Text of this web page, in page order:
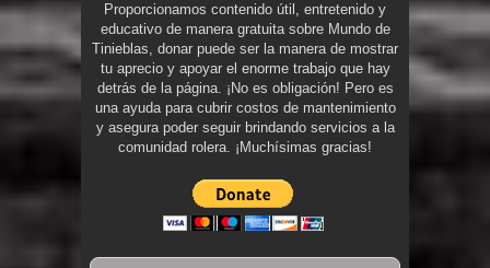
Proporcionamos contenido útil, entretenido y
educativo de manera gratuita sobre Mundo de
Tinieblas, donar puede ser la manera de mostrar
tu aprecio y apoyar el enorme trabajo que hay
detrás de la página. ¡No es obligación! Pero es
una ayuda para cubrir costos de mantenimiento
y asegura poder seguir brindando servicios a la
comunidad rolera. ¡Muchísimas gracias!